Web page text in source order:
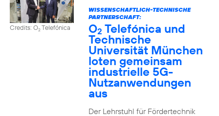
Credits: O2Telefónica
WISSENSCHAFTLICH-TECHNISCHE
PARTNERSCHAFT:
O2 Telefónica und
Technische
Universität München
loten gemeinsam
industrielle 5G-
Nutzanwendungen
aus
Der Lehrstuhl für Fördertechnik